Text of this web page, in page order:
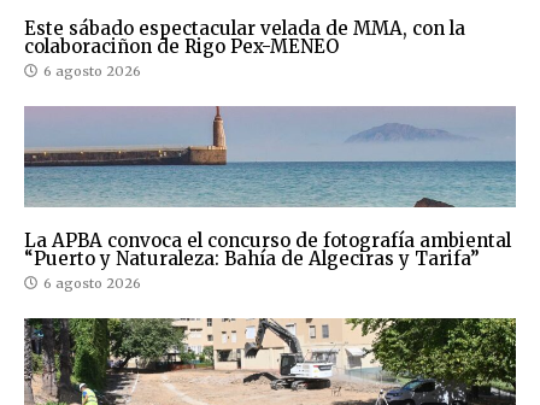
Este sábado espectacular velada de MMA, con la
colaboraciñon de Rigo Pex-MENEO
6 agosto 2026
La APBA convoca el concurso de fotografía ambiental
“Puerto y Naturaleza: Bahía de Algeciras y Tarifa”
6 agosto 2026